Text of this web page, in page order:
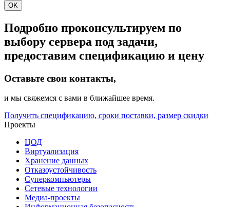
OK
Подробно проконсультируем по
выбору сервера под задачи,
предоставим спецификацию и цену
Оставьте свои контакты,
и мы свяжемся с вами в ближайшее время.
Получить спецификацию, сроки поставки, размер скидки
Проекты
ЦОД
Виртуализация
Хранение данных
Отказоустойчивость
Суперкомпьютеры
Сетевые технологии
Медиа-проекты